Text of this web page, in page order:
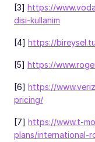
[3] https://
disi-kullanim
[4] https://
[5] https://
[6] https://
pricing/
[7] https://www.t-
plans/international-